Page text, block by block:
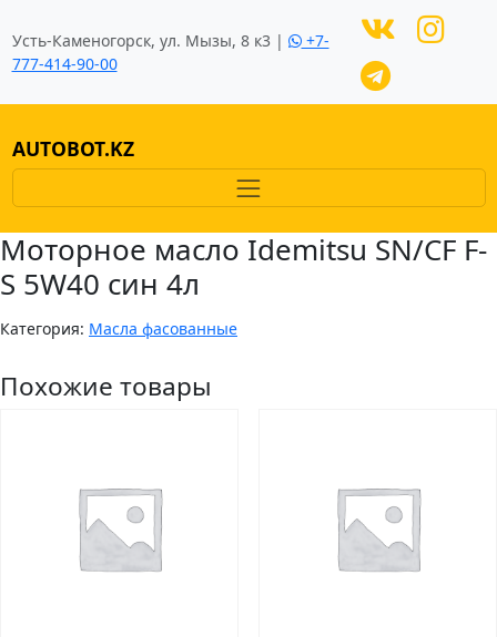
Усть-Каменогорск, ул. Мызы, 8 к3 |
+7-
777-414-90-00
AUTOBOT.KZ
Моторное масло Idemitsu SN/CF F-
S 5W40 син 4л
Категория: Масла фасованные
Похожие товары